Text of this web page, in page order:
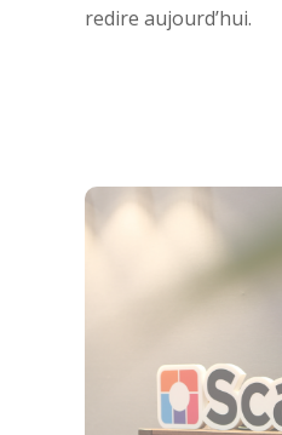
redire aujourd’hui.